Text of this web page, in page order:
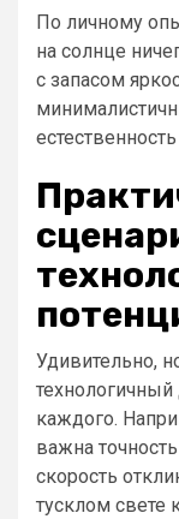
По личному
на солнце
с запасом
Удивительно,
каждого.
важна
скорость
тусклом свете